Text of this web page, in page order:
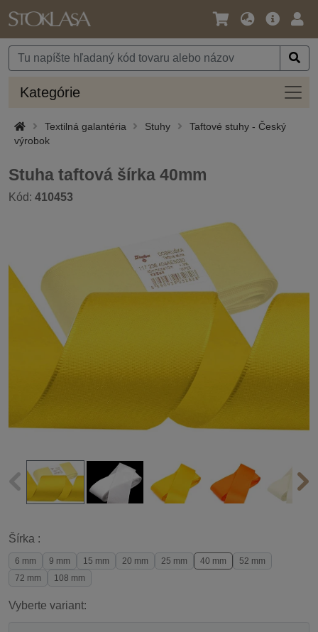
Jazyk
Mena
Hlavná
Kategórie
Textilná galantéria Stuhy
Taftové stuhy - Český
výrobok
Stuha taftová šírka 40mm
Kód: 410453
Šírka :
6 mm 9 mm 15 mm 20 mm 25 mm 40 mm
52 mm
72 mm
108 mm
Vyberte variant: